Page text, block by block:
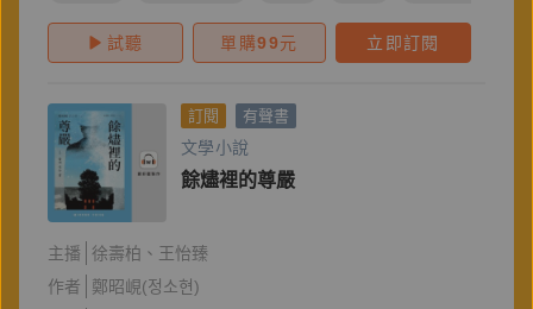
試聽 單購99元 立即訂閱
訂閱 有聲書
文學小說
餘燼裡的尊嚴
主播 徐壽柏
王怡臻
作者
鄭昭峴(정소현)